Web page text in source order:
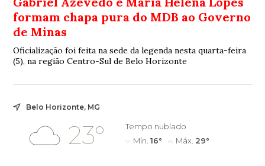
formam chapa pura do MDB ao Governo
de Minas
Oficialização foi feita na sede da legenda nesta quarta-feira
(5), na região Centro-Sul de Belo Horizonte
Belo Horizonte, MG
23°
Tempo nublado
Mín. 16° Máx. 29°